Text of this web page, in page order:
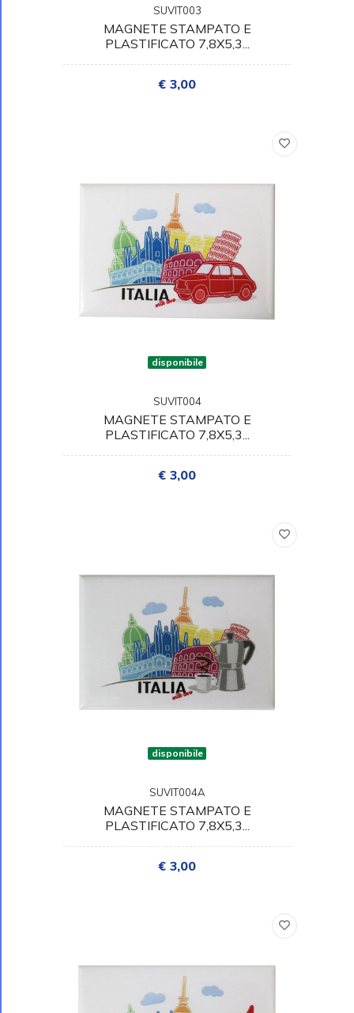
SUVIT003
MAGNETE STAMPATO E
PLASTIFICATO 7,8X5,3...
€ 3,00
disponibile
SUVIT004
MAGNETE STAMPATO E
PLASTIFICATO 7,8X5,3...
€ 3,00
disponibile
SUVIT004A
MAGNETE STAMPATO E
PLASTIFICATO 7,8X5,3...
€ 3,00